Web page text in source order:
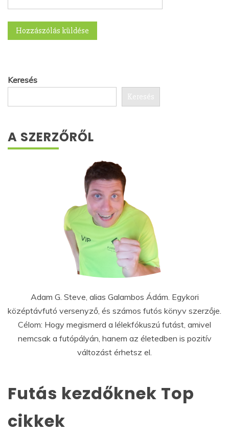
Keresés
Keresés
A SZERZŐRŐL
Adam G. Steve, alias Galambos Ádám. Egykori
középtávfutó versenyző, és számos futós könyv szerzője.
Célom: Hogy megismerd a lélekfókuszú futást, amivel
nemcsak a futópályán, hanem az életedben is pozitív
változást érhetsz el.
Futás kezdőknek Top
cikkek